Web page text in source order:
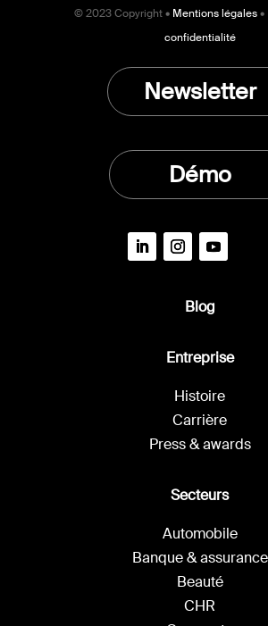
© 2023 Copyright • Mentions légales•
confidentialité
Secteurs
Automobile
Banque & assurance
Beauté
CHR
Entreprise
Histoire
Carrière
Press & awards
Blog
Newsletter
Démo